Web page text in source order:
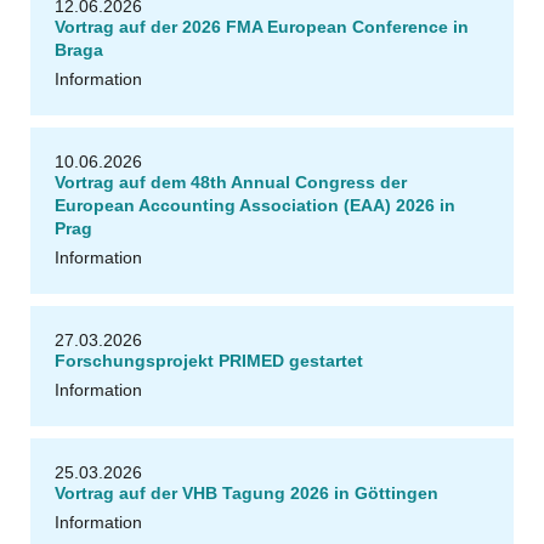
12.06.2026
Vortrag auf der 2026 FMA European Conference in
Braga
Information
10.06.2026
Vortrag auf dem 48th Annual Congress der
European Accounting Association (EAA) 2026 in
Prag
Information
27.03.2026
Forschungsprojekt PRIMED gestartet
Information
25.03.2026
Vortrag auf der VHB Tagung 2026 in Göttingen
Information